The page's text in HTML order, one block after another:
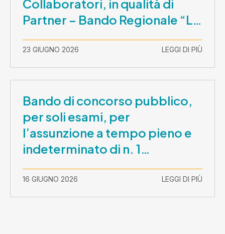
Collaboratori, in qualità di
Partner – Bando Regionale “La
Lombardia è dei Giovani 2026”
– CUP E81B26000210003
23 GIUGNO 2026 LEGGI DI PIÙ
Bando di concorso pubblico,
per soli esami, per
l’assunzione a tempo pieno e
indeterminato di n. 1
Assistente Sociale –
Comunicazione prova scritta e
prova orale
16 GIUGNO 2026 LEGGI DI PIÙ